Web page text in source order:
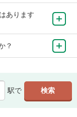
あります
？
駅で